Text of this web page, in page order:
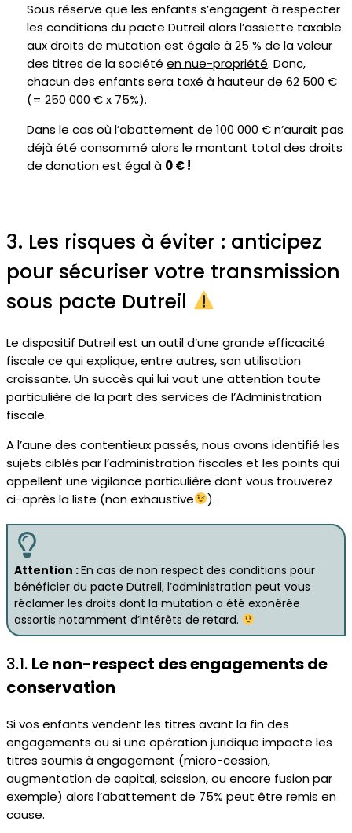
Sous réserve que les enfants s’engagent à respecter
les conditions du pacte Dutreil alors l’assiette taxable
aux droits de mutation est égale à 25 % de la valeur
des titres de la société en nue-propriété. Donc,
chacun des enfants sera taxé à hauteur de 62 500 €
(= 250 000 € x 75%).
Dans le cas où l’abattement de 100 000 € n’aurait pas
déjà été consommé alors le montant total des droits
de donation est égal à 0 € !
3. Les risques à éviter : anticipez
pour sécuriser votre transmission
sous pacte Dutreil
Le dispositif Dutreil est un outil d’une grande efficacité
fiscale ce qui explique, entre autres, son utilisation
croissante. Un succès qui lui vaut une attention toute
particulière de la part des services de l’Administration
fiscale.
A l’aune des contentieux passés, nous avons identifié les
sujets ciblés par l’administration fiscales et les points qui
appellent une vigilance particulière dont vous trouverez
ci-après la liste (non exhaustive
).
Attention :En cas de non respect des conditions pour
bénéficier du pacte Dutreil, l’administration peut vous
réclamer les droits dont la mutation a été exonérée
assortis notamment d’intérêts de retard.
3.1. Le non-respect des engagements de
conservation
Si vos enfants vendent les titres avant la fin des
engagements ou si une opération juridique impacte les
titres soumis à engagement (micro-cession,
augmentation de capital, scission, ou encore fusion par
exemple) alors l’abattement de 75% peut être remis en
cause.